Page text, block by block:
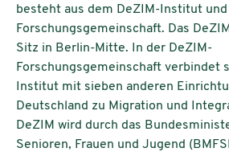
besteht aus dem DeZIM-Institut
Forschungsgemeinschaft. Das
Sitz in Berlin-Mitte. In der DeZIM-
Forschungsgemeinschaft verbindet
Institut mit sieben anderen
Deutschland zu Migration und
DeZIM wird durch das
Senioren, Frauen und Jugend